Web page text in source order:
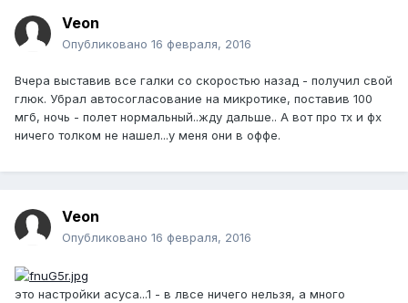
Veon
Опубликовано 16 февраля, 2016
Вчера выставив все галки со скоростью назад - получил свой
глюк. Убрал автосогласование на микротике, поставив 100
мгб, ночь - полет нормальный..жду дальше.. А вот про тх и фх
ничего толком не нашел...у меня они в оффе.
Veon
Опубликовано 16 февраля, 2016
это настройки асуса...1 - в лвсе ничего нельзя, а много